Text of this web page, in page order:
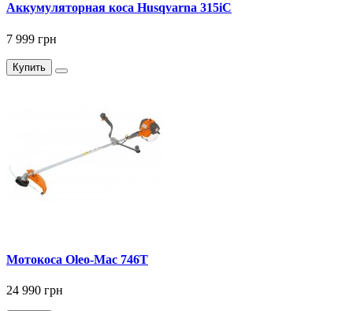
Аккумуляторная коса Husqvarna 315iC
7 999 грн
Купить
Мотокоса Оleo-Мас 746Т
24 990 грн